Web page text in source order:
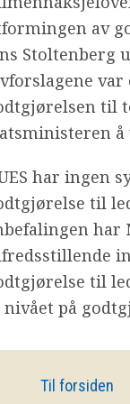
av
Stoltenberg
var
til
har ingen
til
har
til
nivået på
Til forsiden